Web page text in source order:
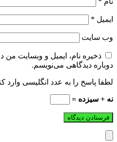
ایمیل *
وب‌ سایت
ذخیره نام، ایمیل و وبسایت من
دوباره دیدگاهی می‌نویسم.
لطفا پاسخ را به عدد انگلیسی وارد
نه + سیزده =